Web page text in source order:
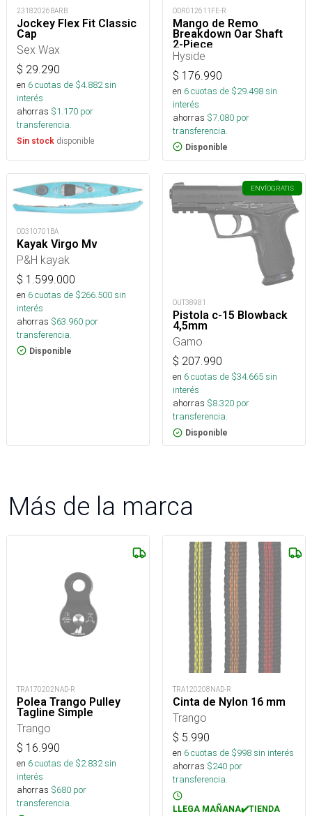
23182026BARB
Jockey Flex Fit Classic
Cap
Sex Wax
$ 29.290
en 6cuotas de $4.882sin
interés
ahorras $1.170 por
transferencia.
Sin stock disponible
ODR012611FE-R
Mango de Remo
Breakdown Oar Shaft
2-Piece
Hyside
$ 176.990
en 6cuotas de $29.498sin
interés
ahorras $7.080 por
transferencia.
Disponible
OD310701BA
Kayak Virgo Mv
P&H kayak
$ 1.599.000
en 6cuotas de $266.500sin
interés
ahorras $63.960 por
transferencia.
Disponible
ENVÍOGRATIS
OUT38981
Pistola c-15 Blowback
4,5mm
Gamo
$ 207.990
en 6cuotas de $34.665sin
interés
ahorras $8.320 por
transferencia.
Disponible
Más de la marca
TRA170202NAD-R
Polea Trango Pulley
Tagline Simple
Trango
$ 16.990
en 6cuotas de $2.832sin
interés
ahorras $680 por
transferencia.
TRA120208NAD-R
Cinta de Nylon 16 mm
Trango
$ 5.990
en 6cuotas de $998sin interés
ahorras $240 por
transferencia.
LLEGA MAÑANA✔️TIENDA